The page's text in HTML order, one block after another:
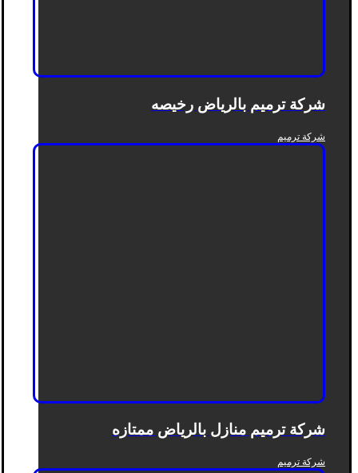
شركة ترميم بالرياض رخيصه
شركة ترميم
شركة ترميم منازل بالرياض ممتازه
شركة ترميم